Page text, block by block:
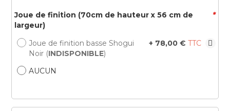
*
Joue de finition (70cm de hauteur x 56 cm de
largeur)
Joue de finition basse Shogui
Noir (INDISPONIBLE)
+ 78,00 €
AUCUN